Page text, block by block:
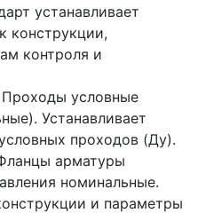
устанавливает
конструкции,
контроля и
условные
Устанавливает
проходов (Ду).
арматуры
номинальные.
и параметры